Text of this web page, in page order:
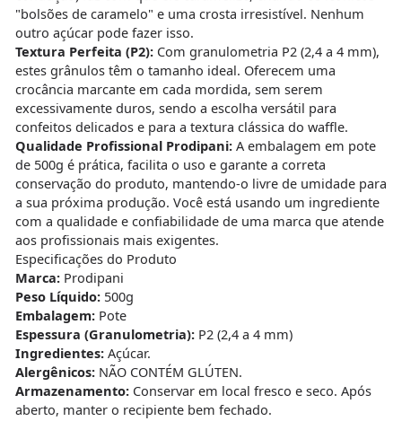
"bolsões de caramelo" e uma crosta irresistível. Nenhum
outro açúcar pode fazer isso.
Textura Perfeita (P2):Com granulometria P2 (2,4 a 4 mm),
estes grânulos têm o tamanho ideal. Oferecem uma
crocância marcante em cada mordida, sem serem
excessivamente duros, sendo a escolha versátil para
confeitos delicados e para a textura clássica do waffle.
Qualidade Profissional Prodipani:A embalagem em pote
de 500g é prática, facilita o uso e garante a correta
conservação do produto, mantendo-o livre de umidade para
a sua próxima produção. Você está usando um ingrediente
com a qualidade e confiabilidade de uma marca que atende
aos profissionais mais exigentes.
Especificações do Produto
Marca:Prodipani
Peso Líquido:500g
Embalagem:Pote
Espessura (Granulometria):P2 (2,4 a 4 mm)
Ingredientes:Açúcar.
Alergênicos:NÃO CONTÉM GLÚTEN.
Armazenamento:Conservar em local fresco e seco. Após
aberto, manter o recipiente bem fechado.